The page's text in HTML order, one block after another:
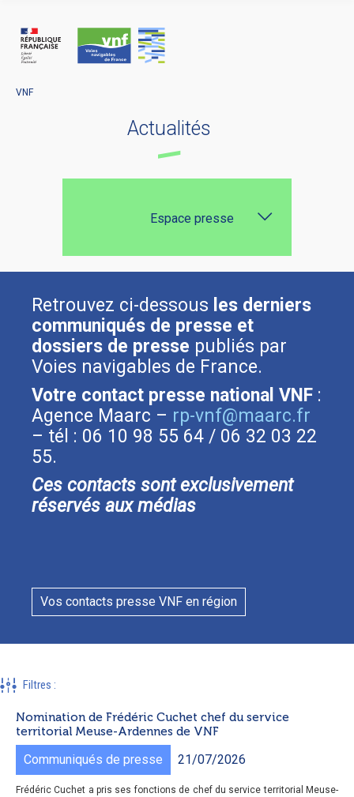
VNF
Actualités
Espace presse
Retrouvez ci-dessous les derniers
communiqués de presse et
dossiers de presse publiés par
Voies navigables de France.
Votre contact presse national VNF :
Agence Maarc – rp-vnf@maarc.fr
– tél : 06 10 98 55 64 / 06 32 03 22
55.
Ces contacts sont exclusivement
réservés aux médias
Vos contacts presse VNF en région
Filtres :
Nomination de Frédéric Cuchet chef du service
territorial Meuse-Ardennes de VNF
Communiqués de presse 21/07/2026
Frédéric Cuchet a pris ses fonctions de chef du service territorial Meuse-